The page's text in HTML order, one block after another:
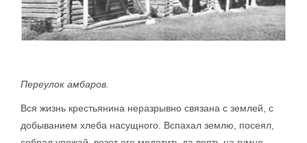
Переулок амбаров.
Вся жизнь крестьянина неразрывно связана с землей, с
добыванием хлеба насущного. Вспахал землю, посеял,